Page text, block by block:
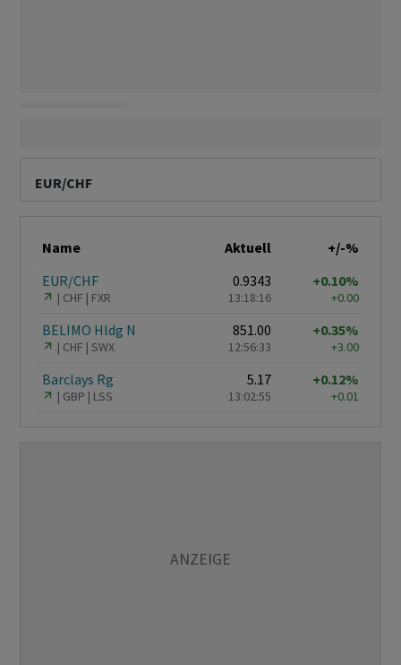
EUR/CHF
Name Aktuell
+/-%
EUR/CHF
CHF FXR
0.9343
13:18:16
+0.10%
+0.00
BELIMO Hldg N
CHF SWX
851.00
12:56:33
+0.35%
+3.00
Barclays Rg
GBP LSS
5.17
13:02:55
+0.12%
+0.01